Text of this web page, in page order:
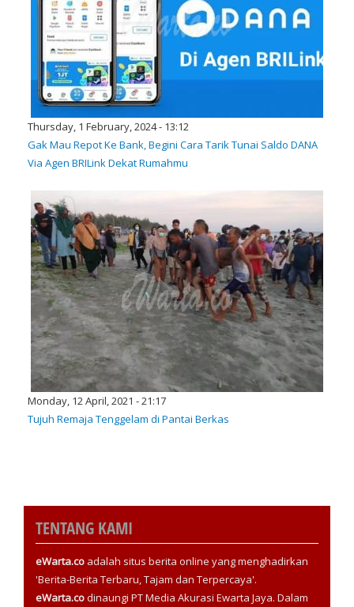
Thursday, 1 February, 2024 - 13:12
Gak Mau Repot Ke Bank, Begini Cara Tarik Tunai Saldo DANA
Via Agen BRILink Dekat Rumahmu
Monday, 12 April, 2021 - 21:17
Tujuh Remaja Tenggelam di Pantai Berkas
TENTANG KAMI
eWarta.co adalah situs berita online yang menghadirkan
'Berita-Berita Terbaru, Tajam dan Terpercaya'.
eWarta.codinaungi PT Media Akurasi Ewarta Jaya. Dalam